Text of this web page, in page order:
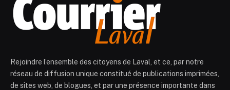
Rejoindre l’ensemble des citoyens de Laval, et ce, par notre
réseau de diffusion unique constitué de publications imprimées,
de sites web, de blogues, et par une présence importante dans